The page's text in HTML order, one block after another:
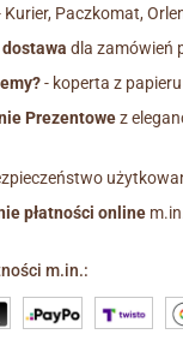
Kurier, Paczkomat,
dla zamówień
- koperta z
Prezentowez
płatności online
m.in.: